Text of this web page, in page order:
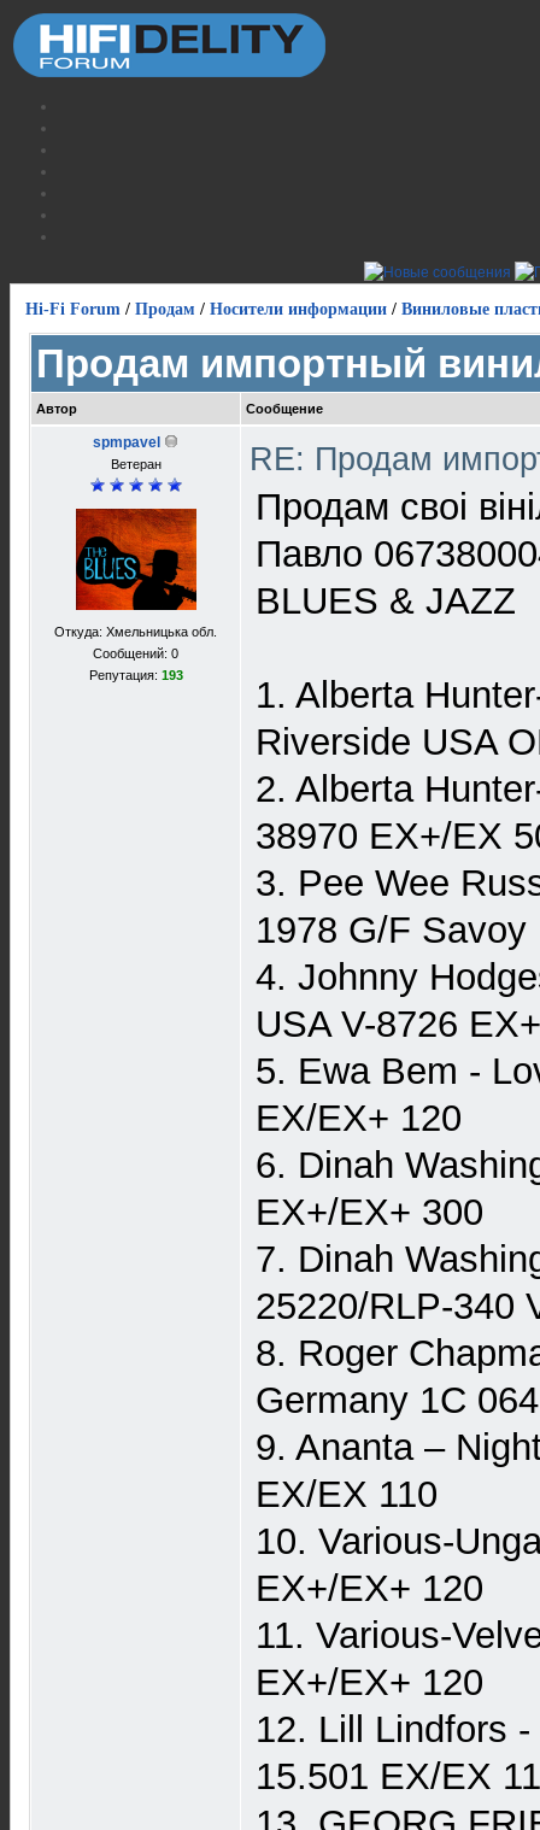
Hi-Fi Forum / Продам / Носители информации / Виниловые
Продам импортный
Автор Сообщение
spmpavel
Ветеран
Откуда: Хмельницька обл.
Сообщений: 0
Репутация: 193
RE: Продам
Продам своі
Павло
BLUES & JAZZ
1. Alberta
Riverside USA
2. Alberta
38970 EX+/EX
3. Pee Wee
1978 G/F
4. Johnny
USA V-8726
5. Ewa Bem -
EX/EX+ 120
6. Dinah
EX+/EX+ 300
7. Dinah
25220/RLP-340
8. Roger
Germany 1C
9. Ananta –
EX/EX 110
10. Various-
EX+/EX+ 120
11. Various-
EX+/EX+ 120
12. Lill Lindfors
15.501 EX/EX